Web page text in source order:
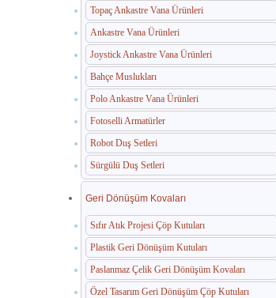
Topaç Ankastre Vana Ürünleri
Ankastre Vana Ürünleri
Joystick Ankastre Vana Ürünleri
Bahçe Muslukları
Polo Ankastre Vana Ürünleri
Fotoselli Armatürler
Robot Duş Setleri
Sürgülü Duş Setleri
Geri Dönüşüm Kovaları
Sıfır Atık Projesi Çöp Kutuları
Plastik Geri Dönüşüm Kutuları
Paslanmaz Çelik Geri Dönüşüm Kovaları
Özel Tasarım Geri Dönüşüm Çöp Kutuları